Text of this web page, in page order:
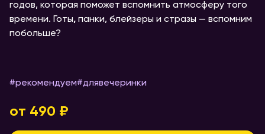
годов, которая поможет вспомнить атмосферу того
времени. Готы, панки, блейзеры и стразы — вспомним
побольше?
#рекомендуем#длявечеринки
от 490 ₽